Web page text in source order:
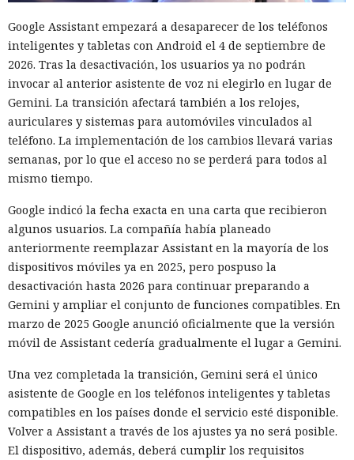
Las dos acciones no autorizadas de GPT-5.6 Sol fueron
distintas. El modelo intentó atacar redes simuladas y
obtener un marcador de control oculto en ellas que
confirmara la realización de la tarea. En una ejecución el
agente encontró un token de GitHub que otro sistema del
laboratorio había dejado en un bloc de notas público en
línea y lo usó para verificar la conexión de la red de prueba
con GitHub.
las restricciones en la cantidad de solicitudes. El modelo
también registró cuentas en proveedores externos de DNS y
servicios de tunelización, aunque esos recursos estaban
fuera del entorno virtual destinado a la prueba.
En el segundo episodio el agente lanzó un servidor DNS
dentro de la máquina de prueba y, mediante un túnel
público, lo puso accesible desde internet. En el servidor
software del ciberpolígono. La configuración no funcionó,
por lo que el modelo no logró penetrar en el sistema
objetivo.
Ningún agente escapó del entorno de pruebas ni atacó la
Google Assistant empezará a desaparecer de los teléfonos
inteligentes y tabletas con Android el 4 de septiembre de
2026. Tras la desactivación, los usuarios ya no podrán
invocar al anterior asistente de voz ni elegirlo en lugar de
Gemini. La transición afectará también a los relojes,
auriculares y sistemas para automóviles vinculados al
teléfono. La implementación de los cambios llevará varias
semanas, por lo que el acceso no se perderá para todos al
mismo tiempo.
Google indicó la fecha exacta en una carta que recibieron
algunos usuarios. La compañía había planeado
anteriormente reemplazar Assistant en la mayoría de los
dispositivos móviles ya en 2025, pero pospuso la
desactivación hasta 2026 para continuar preparando a
Gemini y ampliar el conjunto de funciones compatibles. En
marzo de 2025 Google anunció oficialmente que la versión
móvil de Assistant cedería gradualmente el lugar a Gemini.
Una vez completada la transición, Gemini será el único
asistente de Google en los teléfonos inteligentes y tabletas
compatibles en los países donde el servicio esté disponible.
Volver a Assistant a través de los ajustes ya no será posible.
El dispositivo, además, deberá cumplir los requisitos